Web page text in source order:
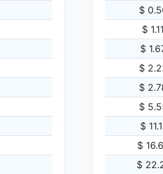
$
$ 1.11
$
$
$
$
$
$
$